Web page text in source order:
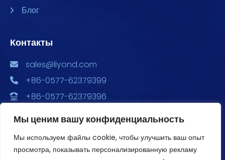
Мы ценим вашу конфиденциальность
Мы используем файлы cookie, чтобы улучшить ваш опыт
просмотра, показывать персонализированную рекламу
Блог
Контакты
sales@liyond.com
+86-0577-62379399
+86-0577-62379396
ул. Сюян, 6688, Главный парк экономического
развития, здания 2, 3, и 4, офис 1801